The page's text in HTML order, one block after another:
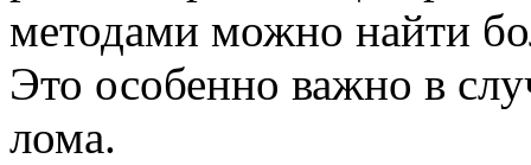
методами можно найти
Это особенно важно в
лома.